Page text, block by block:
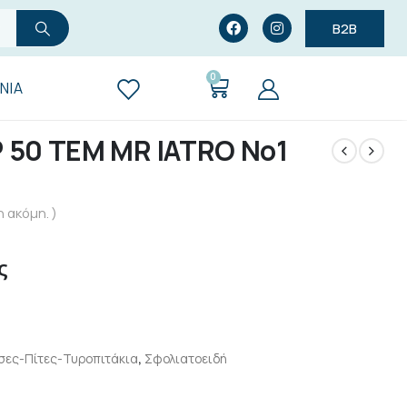
B2B
0
ΤΕΜ MR IATRO Νο1
ακόμη. )
Πίτες-Τυροπιτάκια, Σφολιατοειδή